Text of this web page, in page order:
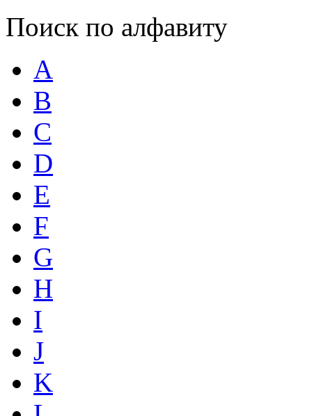
Поиск по алфавиту
A
B
C
D
E
F
G
H
I
J
K